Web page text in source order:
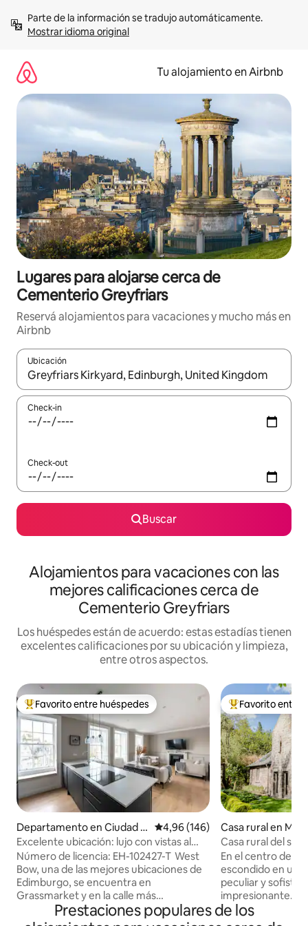
contenidoMostrar idioma original
Tu alojamiento en Airbnb
Lugares para alojarse cerca de
Cementerio Greyfriars
Reservá alojamientos para vacaciones y mucho más en
Airbnb
Ubicación
Cuando los resultados estén disponibles, navegá con las
Check-in
Check-out
Buscar
Alojamientos para vacaciones con las
mejores calificaciones cerca de
Cementerio Greyfriars
Los huéspedes están de acuerdo: estas estadías tienen
excelentes calificaciones por su ubicación y limpieza,
entre otros aspectos.
Favorito entre los huéspedes más destacados
Favorito entre huéspedes
Departamento en Ciudad vi
eja de Edimburgo
Calificación promedio: 4,96 de
4,96 (146)
Excelente ubicación: lujo con vistas al
castillo en Grassmarket
Número de licencia: EH-102427-T West
Bow, una de las mejores ubicaciones de
Edimburgo, se encuentra en
Grassmarket y en la calle más
fotografiada de Escocia, Victoria Street:
la inspiración para el Callejón Diagon de
Favorito entre
Favorito entre
Casa rural en
Casa rural del
en Dovecot.
En el centro de
escondido en un
peculiar y
impresionante.
tranquilamente
Dormitorio
Prestaciones populares de los